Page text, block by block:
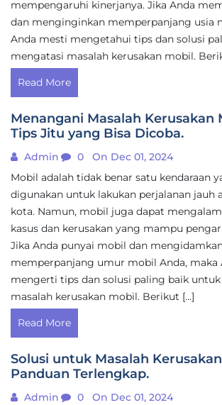
mempengaruhi kinerjanya. Jika Anda
dan menginginkan memperpanjang usia
Anda mesti mengetahui tips dan solusi
mengatasi masalah kerusakan mobil.
Read More
Menangani Masalah Kerusakan
Tips Jitu yang Bisa Dicoba.
Admin 0
On Dec 01, 2024
Mobil adalah tidak benar satu kendaraan
digunakan untuk lakukan perjalanan jauh
kota. Namun, mobil juga dapat
kasus dan kerusakan yang mampu
Jika Anda punyai mobil dan
memperpanjang umur mobil Anda, maka
mengerti tips dan solusi paling baik
masalah kerusakan mobil. Berikut […]
Read More
Solusi untuk Masalah
Panduan Terlengkap.
Admin 0
On Dec 01, 2024